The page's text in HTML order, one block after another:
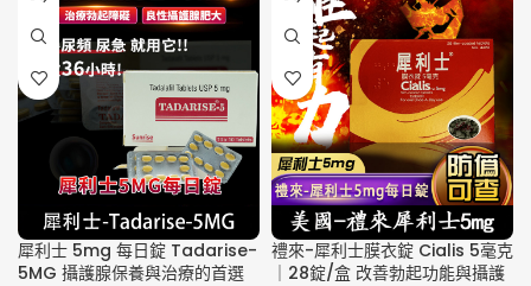
犀利士 5mg 每日錠 Tadarise-
5MG 攝護腺保養與治療的首選
禮來-犀利士膜衣錠 Cialis 5毫克
｜28錠/盒 改善勃起功能與攝護